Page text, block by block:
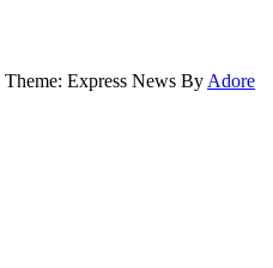
Theme: Express News By Adore